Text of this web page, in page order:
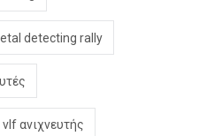
detecting rally
vlf ανιχνευτής